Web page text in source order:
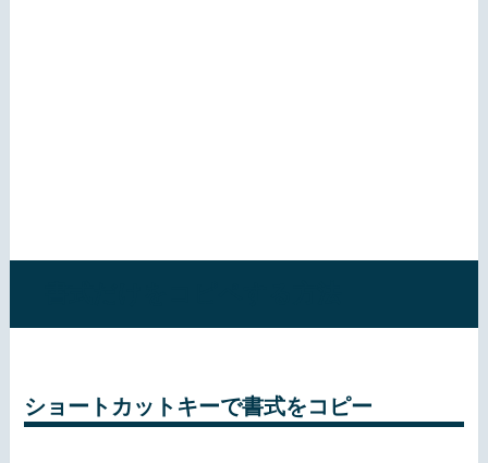
ショートカットキーで書式をコピー